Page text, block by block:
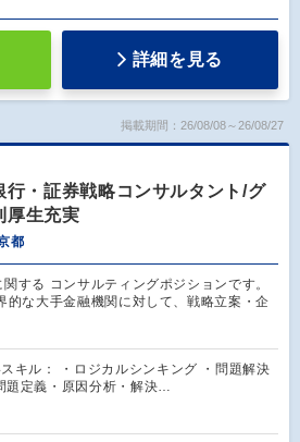
詳細を見る
掲載期間：26/08/08～26/08/27
・証券戦略コンサルタント/グ
厚生充実
都
する コンサルティングポジションです。
的な大手金融機関に対して、戦略立案・企
キル： ・ロジカルシンキング ・問題解決
題定義・原因分析・解決…